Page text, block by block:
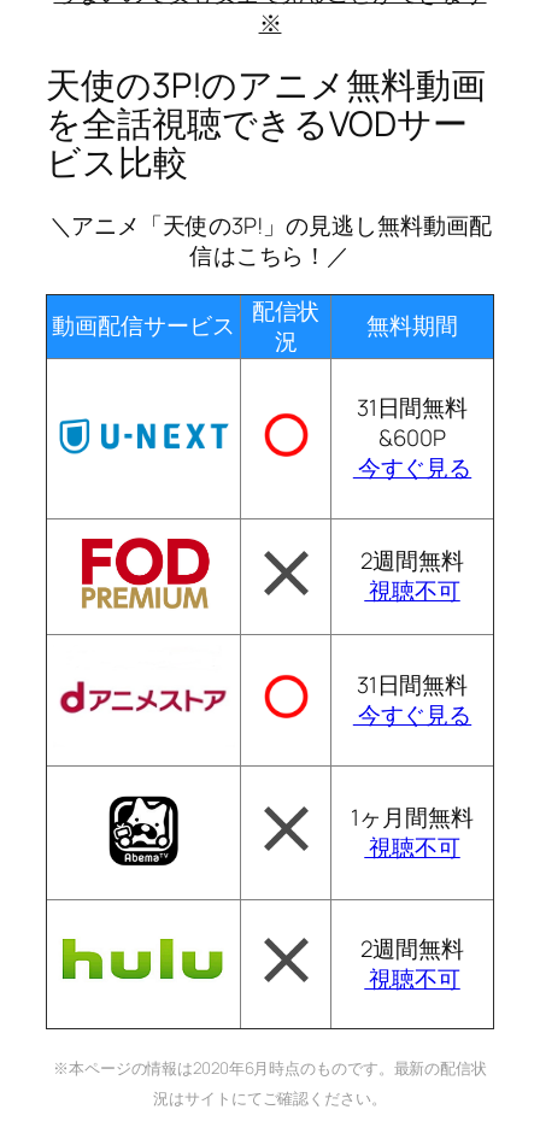
※
天使の3P!のアニメ無料動画
を全話視聴できるVODサー
ビス比較
＼アニメ「天使の3P!」の見逃し無料動画配
信はこちら！／
動画配信サービス
配信状
況
無料期間
31日間無料
&600P
今すぐ見る
2週間無料
視聴不可
31日間無料
今すぐ見る
1ヶ月間無料
視聴不可
2週間無料
視聴不可
※本ページの情報は2020年6月時点のものです。最新の配信状
況はサイトにてご確認ください。